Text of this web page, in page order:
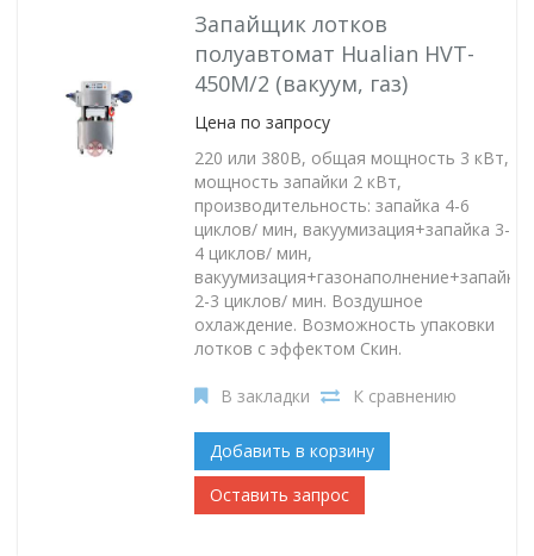
Запайщик лотков
полуавтомат Hualian HVT-
450M/2 (вакуум, газ)
Цена по запросу
220 или 380В, общая мощность 3 кВт,
мощность запайки 2 кВт,
производительность: запайка 4-6
циклов/ мин, вакуумизация+запайка 3-
4 циклов/ мин,
вакуумизация+газонаполнение+запайка
2-3 циклов/ мин. Воздушное
охлаждение. Возможность упаковки
лотков с эффектом Скин.
В закладки К сравнению
Добавить в корзину
Оставить запрос